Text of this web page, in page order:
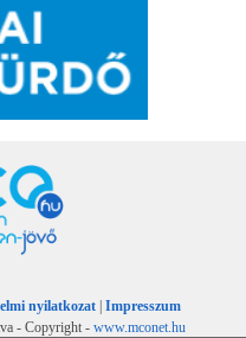
nyilatkozat | Impresszum
- Copyright - www.mconet.hu